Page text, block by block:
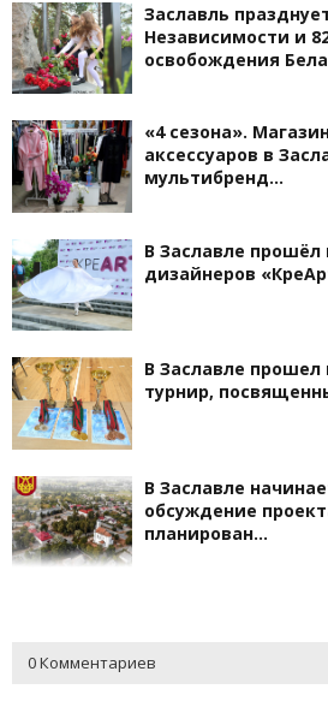
Заславль
Независимости и
освобождения
«4 сезона».
аксессуаров в
мультибренд…
В Заславле
дизайнеров
В Заславле
турнир,
В Заславле
обсуждение
планирован…
0 Комментариев